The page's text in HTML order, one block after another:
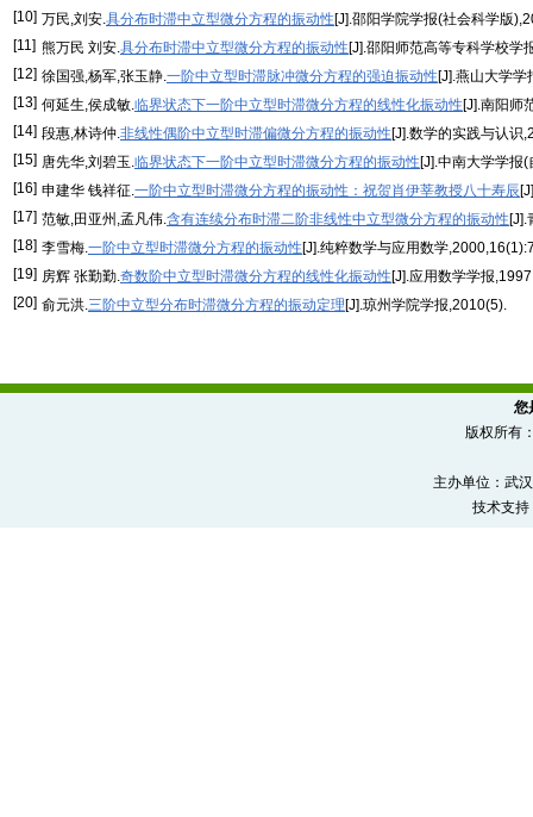
[10] 万民,刘安.具分布时滞中立型微分方程的振动性[J].邵阳学院学报(社会科学版
[11] 熊万民 刘安.具分布时滞中立型微分方程的振动性[J].邵阳师范高等专科学校学
[12] 徐国强,杨军,张玉静.一阶中立型时滞脉冲微分方程的强迫振动性[J].燕山大学
[13] 何延生,侯成敏.临界状态下一阶中立型时滞微分方程的线性化振动性[J].南阳师
[14] 段惠,林诗仲.非线性偶阶中立型时滞偏微分方程的振动性[J].数学的实践与认识
[15] 唐先华,刘碧玉.临界状态下一阶中立型时滞微分方程的振动性[J].中南大学学报
[16] 申建华 钱祥征.一阶中立型时滞微分方程的振动性：祝贺肖伊莘教授八十寿辰
[17] 范敏,田亚州,孟凡伟.含有连续分布时滞二阶非线性中立型微分方程的振动性[J].
[18] 李雪梅.一阶中立型时滞微分方程的振动性[J].纯粹数学与应用数学
[19] 房辉 张勤勤.奇数阶中立型时滞微分方程的线性化振动性[J].应用数学学报
[20] 俞元洪.三阶中立型分布时滞微分方程的振动定理[J].琼州学院学报,2010(5).
您
版权所有
主办单位：武
技术支持